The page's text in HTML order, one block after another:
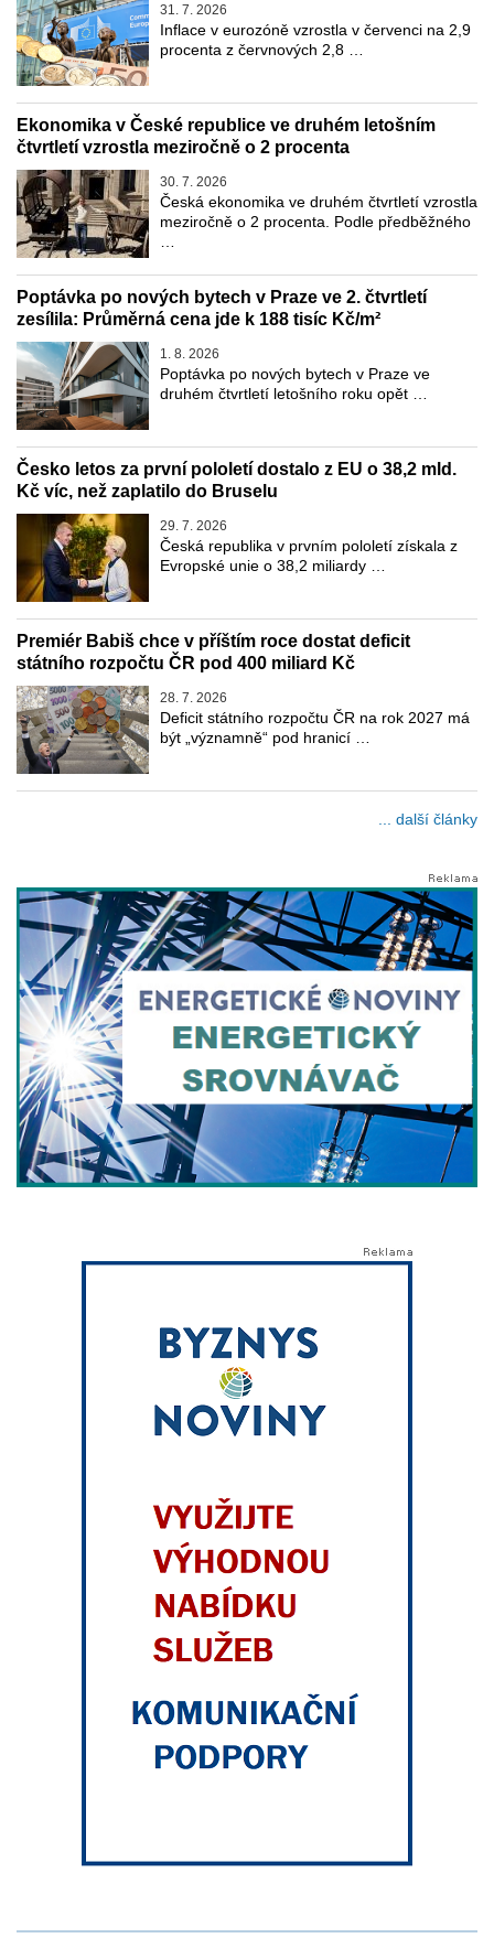
31. 7. 2026
Inflace v eurozóně vzrostla v červenci na 2,9
procenta z červnových 2,8 …
Ekonomika v České republice ve druhém letošním
čtvrtletí vzrostla meziročně o 2 procenta
30. 7. 2026
Česká ekonomika ve druhém čtvrtletí vzrostla
meziročně o 2 procenta. Podle předběžného
Poptávka po nových bytech v Praze ve 2. čtvrtletí
zesílila: Průměrná cena jde k 188 tisíc Kč/m²
1. 8. 2026
Poptávka po nových bytech v Praze ve
druhém čtvrtletí letošního roku opět …
Česko letos za první pololetí dostalo z EU o 38,2 mld.
Kč víc, než zaplatilo do Bruselu
29. 7. 2026
Česká republika v prvním pololetí získala z
Evropské unie o 38,2 miliardy …
Premiér Babiš chce v příštím roce dostat deficit
státního rozpočtu ČR pod 400 miliard Kč
28. 7. 2026
Deficit státního rozpočtu ČR na rok 2027 má
být „významně“ pod hranicí …
... další články